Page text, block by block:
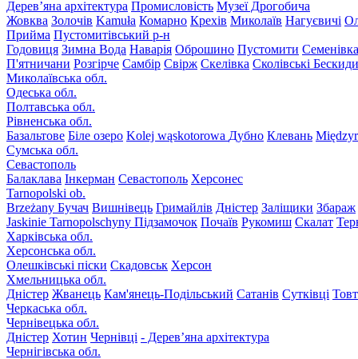
Дерев’яна архітектура Промисловість Музеї Дрогобича
Жовква Золочів Kamuła Комарно Крехів Миколаїв Нагуєвичі
Прийма Пустомитівський р-н
Годовиця Зимна Вода Наварія Оброшино Пустомити Семенівка
П'ятничани Розгірче Самбір Свірж Скелівка Сколівські Бескиди
Миколаївська обл.
Одеська обл.
Полтавська обл.
Рівненська обл.
Базальтове Біле озеро Kolej wąskotorowa Дубно Клевань
Сумська обл.
Севастополь
Балаклава Інкерман Севастополь Херсонес
Tarnopolski ob.
Brzeżany Бучач Вишнівець Гримайлів Дністер Заліщики Збараж
Jaskinie Tarnopolschyny Підзамочок Почаїв Рукомиш Скалат
Харківська обл.
Херсонська обл.
Олешківські піски Скадовськ Херсон
Хмельницька обл.
Дністер Жванець Кам'янець-Подільський Сатанів Сутківці
Черкаська обл.
Чернівецька обл.
Дністер Хотин Чернівці - Дерев’яна архітектура
Чернігівська обл.